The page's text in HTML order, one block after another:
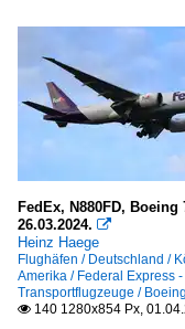
FedEx, N880FD, Boeing
26.03.2024. 
Heinz Haege
Flughäfen / Deutschland /
Amerika / Federal Express
Transportflugzeuge /
 140 1280x854 Px,